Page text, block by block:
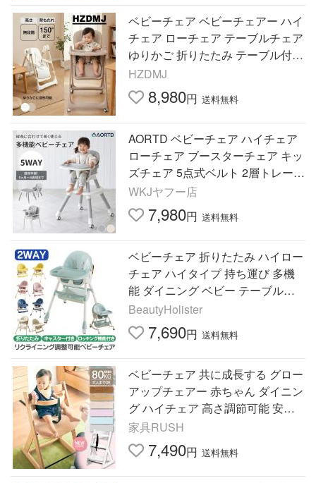
ベビーチェア ベビーチェアー ハイ
チェア ローチェア テーブルチェア
ゆりかご 折りたたみ テーブル付き
キャスター付き 持ち運び 5点式ベ
ルト クッション
HZDMJ
8,980円 送料無料
AORTD ベビーチェア ハイチェア
ローチェア ブースターチェア キッ
ズチェア 5点式ベルト 2層トレー 3
段階調節 キャスター付き 離乳食
食事用 子供椅子 持ち運び
WKJヤフー店
7,980円 送料無料
ベビーチェア 折りたたみ ハイロー
チェア ハイタイプ 持ち運び 多機
能 ダイニング ベビー テーブル付
き 安全ベルト ロッキングチェア
BeautyHolister
7,690円 送料無料
ベビーチェア 共に成長する グロー
アップチェアー 赤ちゃん ダイニン
グ ハイチェア 高さ調節可能 安全
ベルト 転落防止 ガード 椅子 イス
木製 マジカルチェア
家具RUSH
7,490円 送料無料